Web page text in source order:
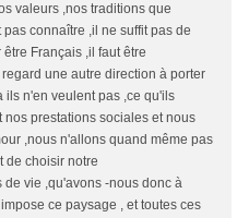
valeurs ,nos traditions que
connaître ,il ne suffit pas de
Français ,il faut être
une autre direction à porter
n'en veulent pas ,ce qu'ils
nos prestations sociales et nous
,nous n'allons quand même pas
de choisir notre
vie ,qu'avons -nous donc à
ce paysage , et toutes ces